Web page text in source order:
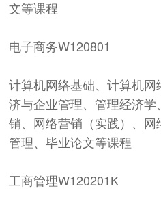
文等课程
电子商务W120801
计算机网络基础、计算机
济与企业管理、管理经济
销、网络营销（实践）、网
管理、毕业论文等课程
工商管理W120201K